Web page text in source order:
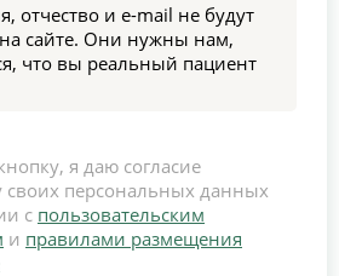
отчество и e-mail не будут
сайте. Они нужны нам,
что вы реальный пациент
я даю согласие
своих персональных данных
с пользовательским
и правилами размещения